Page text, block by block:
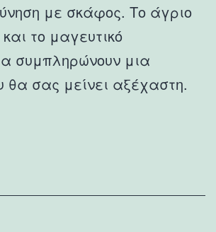
με σκάφος. Το άγριο
το μαγευτικό
συμπληρώνουν μια
θα σας μείνει αξέχαστη.